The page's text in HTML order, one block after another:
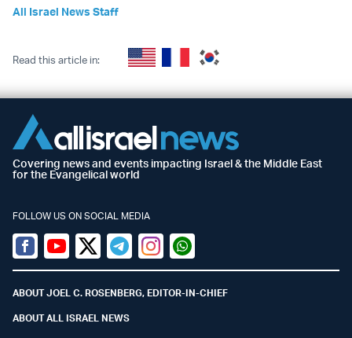
All Israel News Staff
Read this article in:
Covering news and events impacting Israel & the Middle East
for the Evangelical world
FOLLOW US ON SOCIAL MEDIA
Facebook
YoutubeTwitter (X)
TelegramInstagramWhatsapp
ABOUT JOEL C. ROSENBERG, EDITOR-IN-CHIEF
ABOUT ALL ISRAEL NEWS